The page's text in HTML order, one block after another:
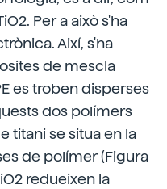
Per a això s'ha
Així, s'ha
de mescla
es troben disperses
dos polímers
titani se situa en la
de polímer (Figura
redueixen la